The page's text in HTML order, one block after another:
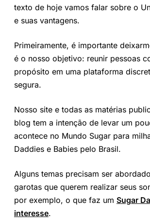
texto de hoje vamos falar sobre o
e suas vantagens.
Primeiramente, é importante
é o nosso objetivo: reunir pessoas
propósito em uma plataforma
segura.
Nosso site e todas as matérias
blog tem a intenção de levar um
acontece no Mundo Sugar para
Daddies e Babies pelo Brasil.
Alguns temas precisam ser
garotas que querem realizar seus
por exemplo, o que faz um Sugar
interesse.